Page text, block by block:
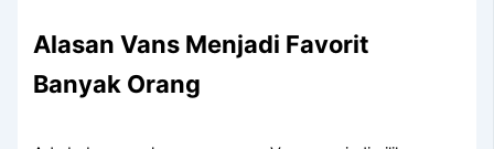
Alasan Vans Menjadi Favorit
Banyak Orang